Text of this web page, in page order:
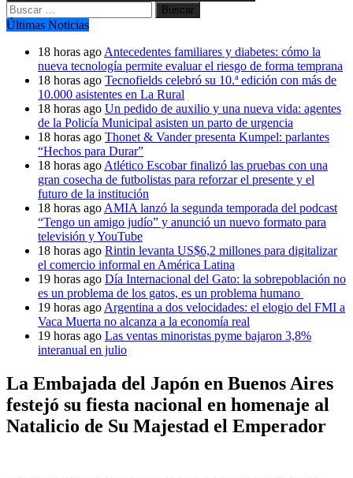
Buscar:
Últimas Noticias
18 horas ago Antecedentes familiares y diabetes: cómo la
nueva tecnología permite evaluar el riesgo de forma temprana
18 horas ago Tecnofields celebró su 10.ª edición con más de
10.000 asistentes en La Rural
18 horas ago Un pedido de auxilio y una nueva vida: agentes
de la Policía Municipal asisten un parto de urgencia
18 horas ago Thonet & Vander presenta Kumpel: parlantes
“Hechos para Durar”
18 horas ago Atlético Escobar finalizó las pruebas con una
gran cosecha de futbolistas para reforzar el presente y el
futuro de la institución
18 horas ago AMIA lanzó la segunda temporada del podcast
“Tengo un amigo judío” y anunció un nuevo formato para
televisión y YouTube
18 horas ago Rintin levanta US$6,2 millones para digitalizar
el comercio informal en América Latina
19 horas ago Día Internacional del Gato: la sobrepoblación no
es un problema de los gatos, es un problema humano
19 horas ago Argentina a dos velocidades: el elogio del FMI a
Vaca Muerta no alcanza a la economía real
19 horas ago Las ventas minoristas pyme bajaron 3,8%
interanual en julio
La Embajada del Japón en Buenos Aires
festejó su fiesta nacional en homenaje al
Natalicio de Su Majestad el Emperador